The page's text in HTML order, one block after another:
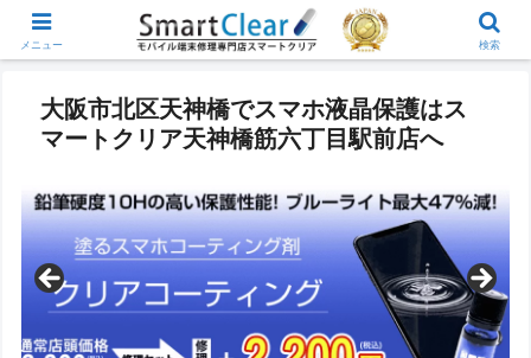
大阪市北区天神橋でスマホ液晶保護はス
マートクリア天神橋筋六丁目駅前店へ
メニュー 検索